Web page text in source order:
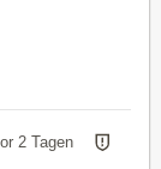
2 Tagen